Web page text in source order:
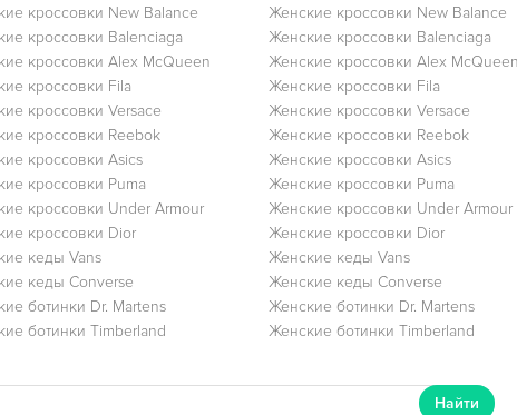
кроссовки New Balance
кроссовки Balenciaga
кроссовки Alex McQueen
кроссовки Fila
кроссовки Versace
кроссовки Reebok
кроссовки Asics
кроссовки Puma
кроссовки Under Armour
кроссовки Dior
кеды Vans
кеды Converse
ботинки Dr. Martens
ботинки Timberland
Женские кроссовки New Balance
Женские кроссовки Balenciaga
Женские кроссовки Alex McQueen
Женские кроссовки Fila
Женские кроссовки Versace
Женские кроссовки Reebok
Женские кроссовки Asics
Женские кроссовки Puma
Женские кроссовки Under Armour
Женские кроссовки Dior
Женские кеды Vans
Женские кеды Converse
Женские ботинки Dr. Martens
Женские ботинки Timberland
Найти